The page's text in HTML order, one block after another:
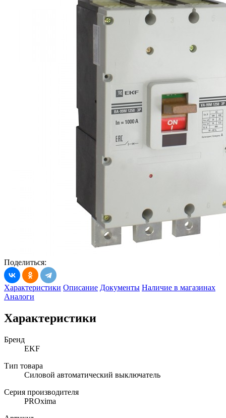
Поделиться:
Характеристики Описание Документы Наличие в магазинах
Аналоги
Характеристики
Бренд
EKF
Тип товара
Силовой автоматический выключатель
Серия производителя
PROxima